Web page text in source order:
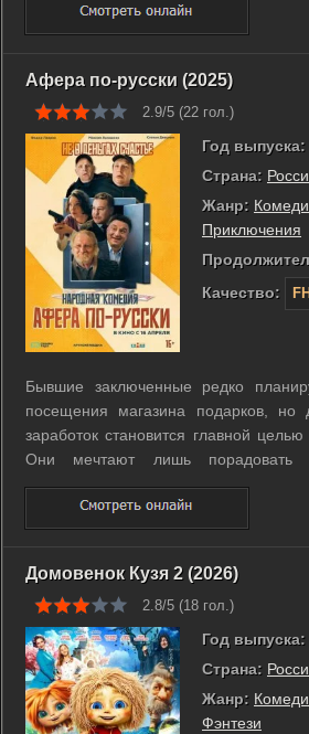
вскоре выясняется, что собаку
реальной советской ...
Афера по-русски (2025)
2.9/5 (22 гол.)
Год выпуска:
Страна:
Жанр:
Приключения
Качество:
Бывшие заключенные редко
посещения магазина подарков, но
заработок становится главной
Они мечтают лишь порадовать
криминальные привычки на
влиятельный авторитет Михалыч
участию в крайне рискованном деле.
Домовенок Кузя 2 (2026)
2.8/5 (18 гол.)
Год выпуска:
Страна:
Жанр:
Фэнтези